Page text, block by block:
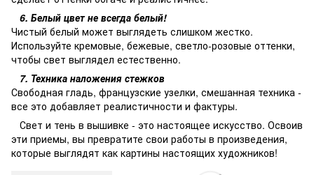
6. Белый цвет не всегда белый!
Чистый белый может выглядеть слишком жестко.
Используйте кремовые, бежевые, светло-розовые оттенки,
чтобы свет выглядел естественно.
7. Техника наложения стежков
Свободная гладь, французские узелки, смешанная техника -
все это добавляет реалистичности и фактуры.
Свет и тень в вышивке - это настоящее искусство. Освоив
эти приемы, вы превратите свои работы в произведения,
которые выглядят как картины настоящих художников!